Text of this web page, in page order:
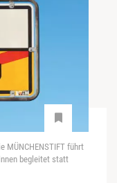
MÜNCHENSTIFT führt
begleitet statt